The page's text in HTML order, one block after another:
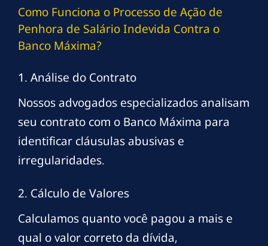
Como Funciona o Processo de Ação de
Penhora de Salário Indevida Contra o
Banco Máxima?
1. Análise do Contrato
Nossos advogados especializados analisam
seu contrato com o Banco Máxima para
identificar cláusulas abusivas e
irregularidades.
2. Cálculo de Valores
Calculamos quanto você pagou a mais e
qual o valor correto da dívida,